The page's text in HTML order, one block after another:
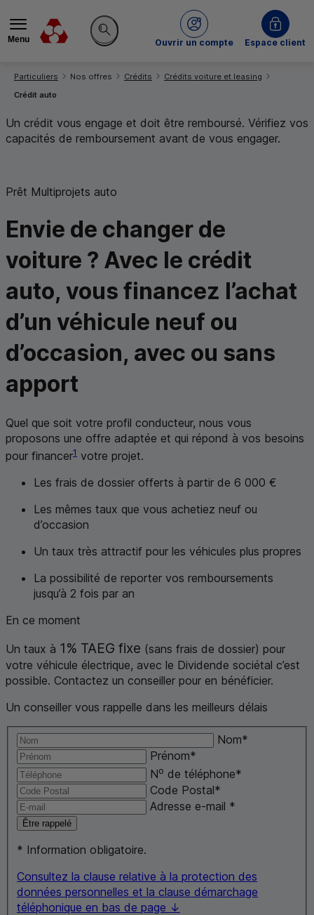
Menu
Rechercher sur le site
Ouvrir un compte
du Crédit MutuelEspace client
Vous êtes ici:
Particuliers Nos offres Crédits
Crédits voiture et leasing
Crédit auto
Un crédit vous engage et doit être remboursé. Vérifiez vos
capacités de remboursement avant de vous engager.
Prêt Multiprojets auto
Envie de changer de
voiture ? Avec le crédit
auto, vous financez l’achat
d’un véhicule neuf ou
d’occasion, avec ou sans
apport
Quel que soit votre profil conducteur, nous vous
proposons une offre adaptée et qui répond à vos besoins
pour financer1 votre projet.
Les frais de dossier offerts à partir de 6 000 €
Les mêmes taux que vous achetiez neuf ou
d’occasion
Un taux très attractif pour les véhicules plus propres
La possibilité de reporter vos remboursements
jusqu’à 2 fois par an
En ce moment
Un taux à 1% TAEG fixe (sans frais de dossier) pour
votre véhicule électrique, avec le Dividende sociétal c’est
possible. Contactez un conseiller pour en bénéficier.
Un conseiller vous rappelle dans les meilleurs délais
Nom*
Prénom*
No de téléphone*
Code Postal*
Adresse e-mail *
Être rappelé
* Information obligatoire.
Consultez la clause relative à la protection des
données personnelles et la clause démarchage
téléphonique en bas de page ↓